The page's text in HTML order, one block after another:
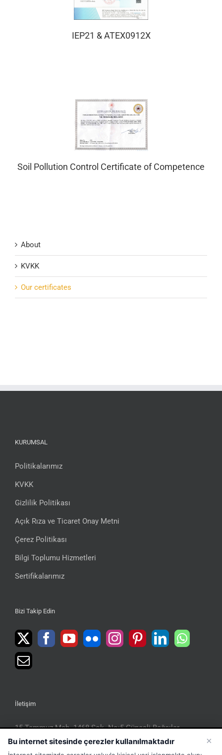
IEP21 & ATEX0912X
Soil Pollution Control Certificate of Competence
About
KVKK
Our certificates
KURUMSAL
Politikalarımız
KVKK
Gizlilik Politikası
Açık Rıza ve Ticaret Onay Metni
Çerez Politikası
Bilgi Toplumu Hizmetleri
Sertifikalarımız
Bizi Takip Edin
İletişim
15 Temmuz Mah. 1468 Sok. No:5 Güneşli Bağcılar
İstanbul Türkiye
×
Bu internet sitesinde çerezler kullanılmaktadır